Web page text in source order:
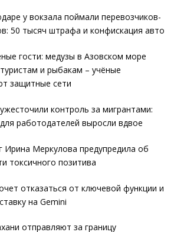
у вокзала поймали перевозчиков-
50 тысяч штрафа и конфискация авто
гости: медузы в Азовском море
и рыбакам – учёные
защитные сети
контроль за мигрантами:
работодателей выросли вдвое
Ирина Меркулова предупредила об
токсичного позитива
отказаться от ключевой функции и
на Gemini
отправляют за границу